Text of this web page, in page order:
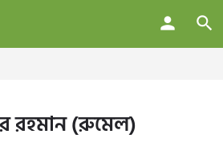
রহমান (রুমেল)